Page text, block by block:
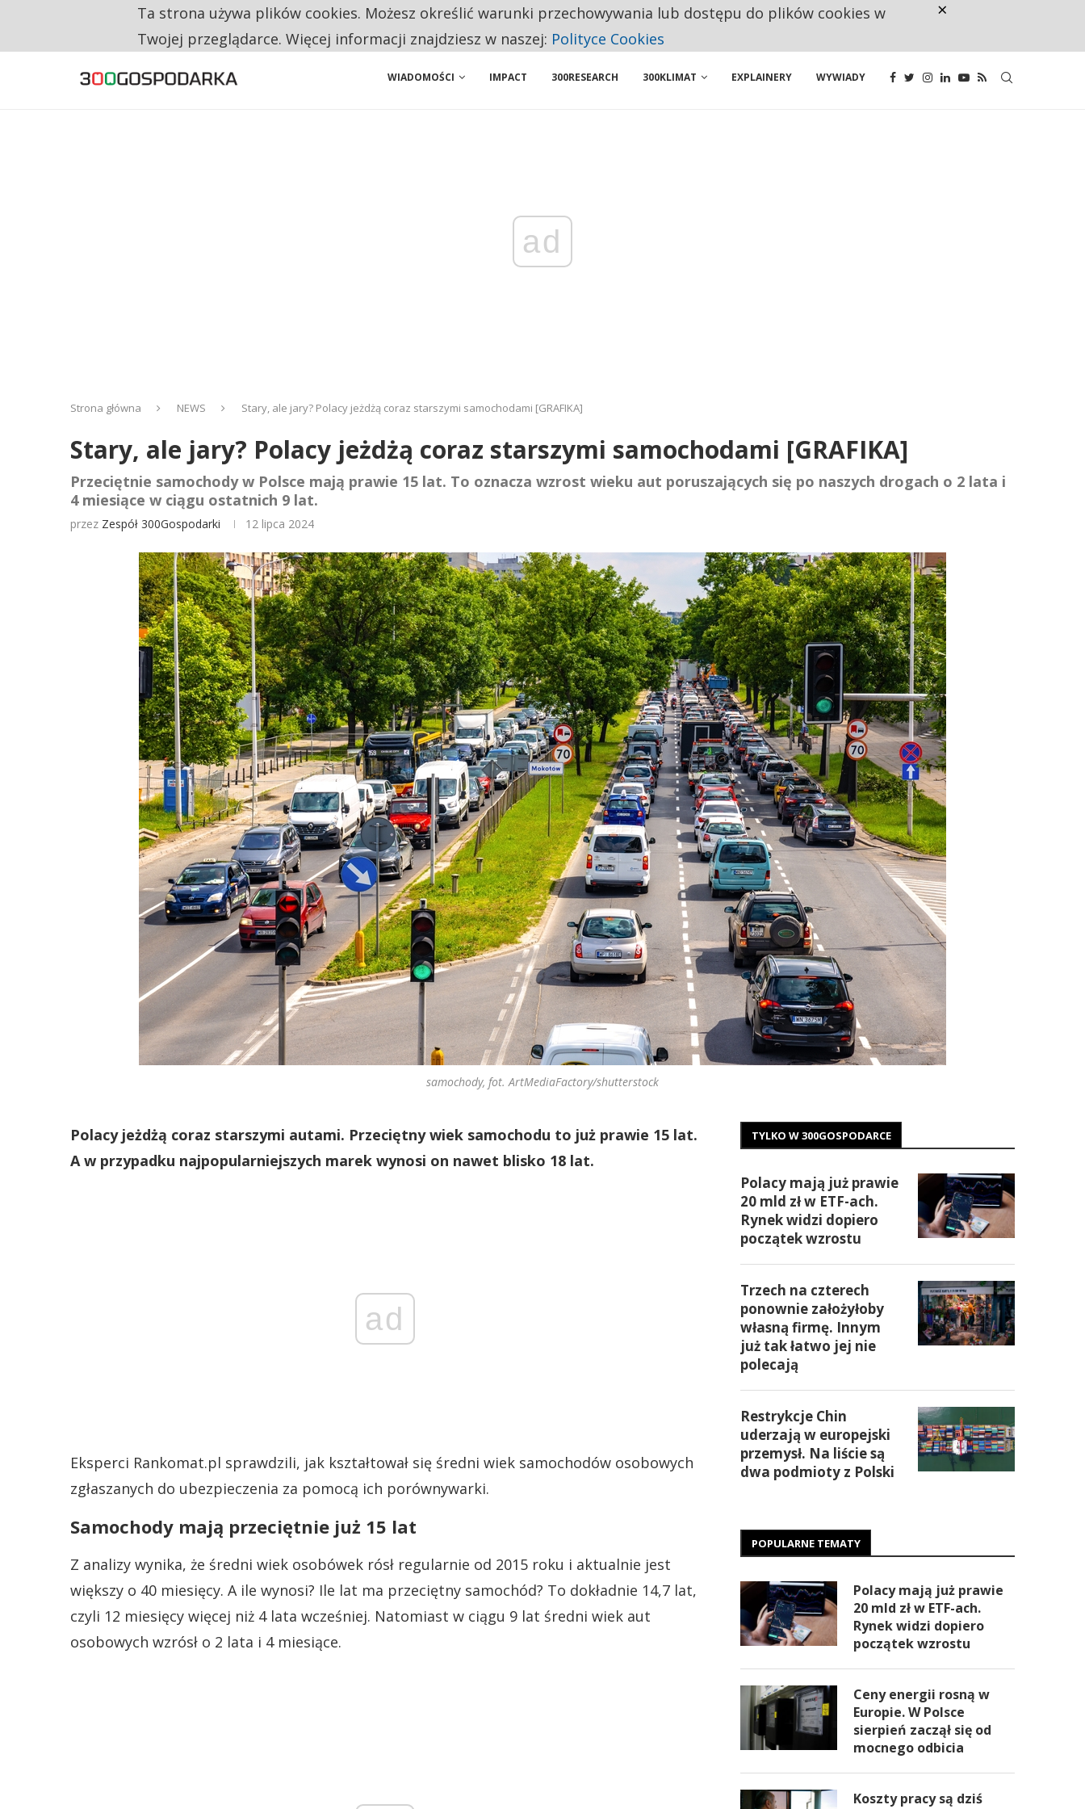
RESTRYKCJE CHIN UDERZAJĄ W EUROPEJSKI PRZEMYSŁ. NA LIŚCIE SĄ DWA PODMIOTY Z POLSKI
WIADOMOŚCI IMPACT 300RESEARCH 300KLIMAT EXPLAINERY WYWIADY
ad
Strona główna NEWS Stary, ale jary? Polacy jeżdżą coraz starszymi samochodami [GRAFIKA]
Stary, ale jary? Polacy jeżdżą coraz starszymi samochodami [GRAFIKA]
Przeciętnie samochody w Polsce mają prawie 15 lat. To oznacza wzrost wieku aut poruszających się po naszych drogach o 2 lata i
4 miesiące w ciągu ostatnich 9 lat.
przez Zespół 300Gospodarki 12 lipca 2024
samochody, fot. ArtMediaFactory/shutterstock
Polacy jeżdżą coraz starszymi autami. Przeciętny wiek samochodu to już prawie 15 lat.
A w przypadku najpopularniejszych marek wynosi on nawet blisko 18 lat.
ad
Eksperci Rankomat.pl sprawdzili, jak kształtował się średni wiek samochodów osobowych
zgłaszanych do ubezpieczenia za pomocą ich porównywarki.
Samochody mają przeciętnie już 15 lat
Z analizy wynika, że średni wiek osobówek rósł regularnie od 2015 roku i aktualnie jest
większy o 40 miesięcy. A ile wynosi? Ile lat ma przeciętny samochód? To dokładnie 14,7 lat,
czyli 12 miesięcy więcej niż 4 lata wcześniej. Natomiast w ciągu 9 lat średni wiek aut
osobowych wzrósł o 2 lata i 4 miesiące.
TYLKO W 300GOSPODARCE
Polacy mają już prawie
20 mld zł w ETF-ach.
Rynek widzi dopiero
początek wzrostu
Trzech na czterech
ponownie założyłoby
własną firmę. Innym
już tak łatwo jej nie
polecają
Restrykcje Chin
uderzają w europejski
przemysł. Na liście są
dwa podmioty z Polski
POPULARNE TEMATY
Polacy mają już prawie
20 mld zł w ETF-ach.
Rynek widzi dopiero
początek wzrostu
Ceny energii rosną w
Europie. W Polsce
sierpień zaczął się od
mocnego odbicia
Koszty pracy są dziś
Ta strona używa plików cookies. Możesz określić warunki przechowywania lub dostępu do plików cookies w
Twojej przeglądarce. Więcej informacji znajdziesz w naszej: Polityce Cookies
×